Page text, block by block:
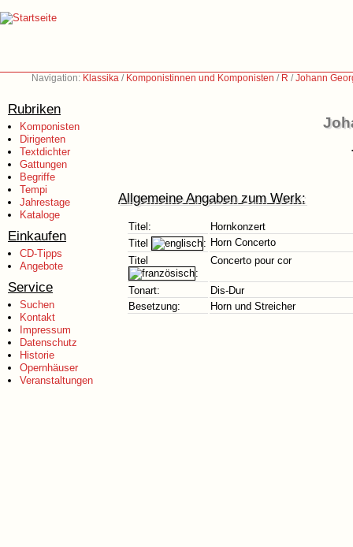
Navigation: Klassika / Komponistinnen und Komponisten / R /Johann
Rubriken
Komponisten
Dirigenten
Textdichter
Gattungen
Begriffe
Tempi
Jahrestage
Kataloge
Einkaufen
CD-Tipps
Angebote
Service
Suchen
Kontakt
Impressum
Datenschutz
Historie
Opernhäuser
Veranstaltungen
Allgemeine Angaben zum Werk:
Titel:
Hornkonzert
Titel
: Horn Concerto
Titel
:
Concerto pour cor
Tonart:
Dis-Dur
Besetzung:
Horn und Streicher